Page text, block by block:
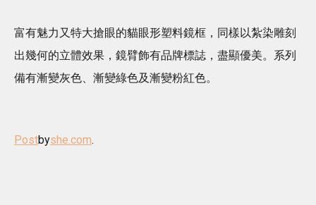
富有魅力又特大搶眼的貓眼形塑料鏡框，同樣以紮染雕刻
出幾何的立體效果，鏡臂飾有品牌標誌，盡顯優美。系列
備有漸變灰色、漸變綠色及漸變粉紅色。
Postbyshe.com.